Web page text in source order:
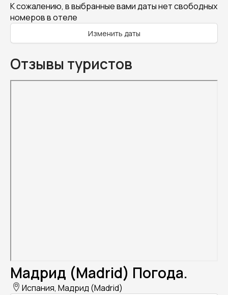
К сожалению, в выбранные вами даты нет свободных
номеров в отеле
Изменить даты
Отзывы туристов
Мадрид (Madrid) Погода.
Испания, Мадрид (Madrid)